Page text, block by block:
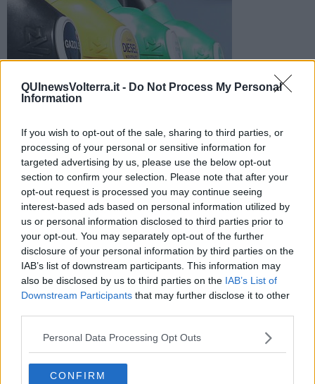
QUInewsVolterra.it - Do Not Process My Personal
Information
If you wish to opt-out of the sale, sharing to third parties, or
processing of your personal or sensitive information for
targeted advertising by us, please use the below opt-out
section to confirm your selection. Please note that after your
opt-out request is processed you may continue seeing
interest-based ads based on personal information utilized by
us or personal information disclosed to third parties prior to
your opt-out. You may separately opt-out of the further
disclosure of your personal information by third parties on the
IAB’s list of downstream participants. This information may
also be disclosed by us to third parties on the IAB’s List of
Downstream Participants that may further disclose it to other
Personal Data Processing Opt Outs
CONFIRM
Ecco l'elenco dei prezzi del carburante in provincia di Pisa.
Comune per comune gli impianti più economici dove fare
rifornimento.
PROVINCIA DI PISA —Questi i prezzi dei carburantirilevati al
giorno 07 giugno 2025dalMinistero dello sviluppo economico